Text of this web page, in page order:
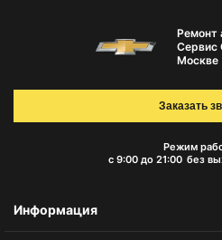
Ремонт
Сервис
Москве
Режим
с 9:00 до 21:00 без
Заказать
Информация